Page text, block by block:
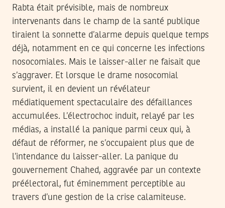
Rabta était prévisible, mais de nombreux
intervenants dans le champ de la santé publique
tiraient la sonnette d’alarme depuis quelque temps
déjà, notamment en ce qui concerne les infections
nosocomiales. Mais le laisser-aller ne faisait que
s’aggraver. Et lorsque le drame nosocomial
survient, il en devient un révélateur
médiatiquement spectaculaire des défaillances
accumulées. L’électrochoc induit, relayé par les
médias, a installé la panique parmi ceux qui, à
défaut de réformer, ne s’occupaient plus que de
l’intendance du laisser-aller. La panique du
gouvernement Chahed, aggravée par un contexte
préélectoral, fut éminemment perceptible au
travers d’une gestion de la crise calamiteuse.